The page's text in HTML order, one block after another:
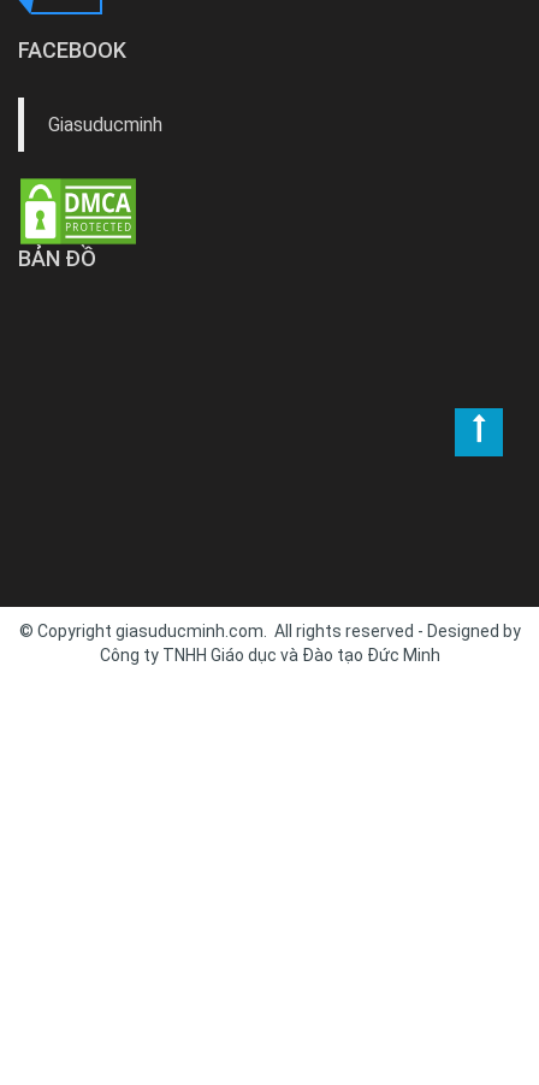
FACEBOOK
Giasuducminh
BẢN ĐỒ
© Copyright giasuducminh.com. All rights reserved - Designed by
Công ty TNHH Giáo dục và Đào tạo Đức Minh